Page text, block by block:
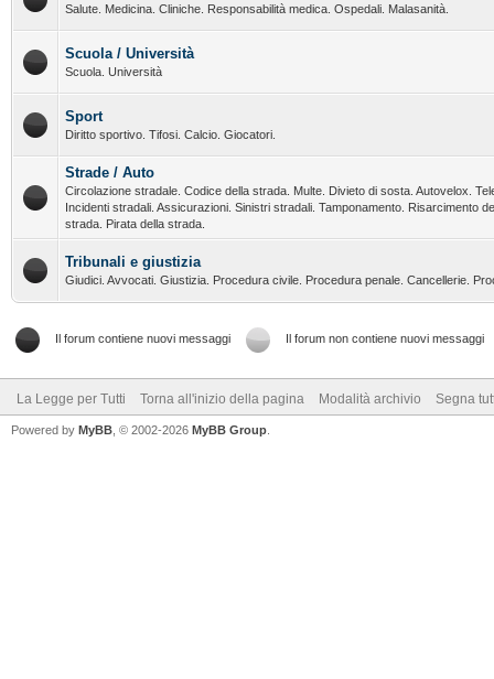
Salute. Medicina. Cliniche. Responsabilità medica. Ospedali. Malasanità.
Scuola / Università
Scuola. Università
Sport
Diritto sportivo. Tifosi. Calcio. Giocatori.
Strade / Auto
Circolazione stradale. Codice della strada. Multe. Divieto di sosta. Autovelox.
Incidenti stradali. Assicurazioni. Sinistri stradali. Tamponamento. Risarcimento
strada. Pirata della strada.
Tribunali e giustizia
Giudici. Avvocati. Giustizia. Procedura civile. Procedura penale. Cancellerie.
Il forum contiene nuovi messaggi Il forum non contiene nuovi messaggi
La Legge per Tutti Torna all'inizio della pagina Modalità archivio Segna
Powered by MyBB , © 2002-2026 MyBB Group